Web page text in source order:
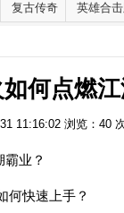
复古传奇 英雄合
何点燃江
11:16:02 浏览： 40
何快速上手？